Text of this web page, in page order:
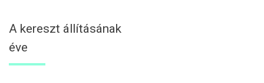
A kereszt állításának
éve